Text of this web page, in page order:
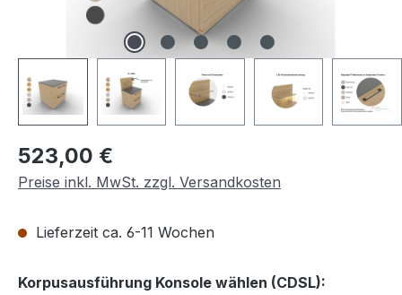
Regulärer Preis:
523,00 €
Preise inkl. MwSt. zzgl. Versandkosten
Lieferzeit ca. 6-11 Wochen
Korpusausführung Konsole wählen (CDSL):